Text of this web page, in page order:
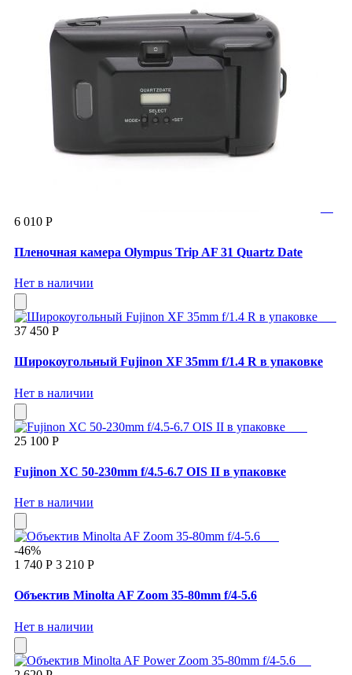
6 010 Р
Пленочная камера Olympus Trip AF 31 Quartz Date
Нет в наличии
37 450 Р
Широкоугольный Fujinon XF 35mm f/1.4 R в упаковке
Нет в наличии
25 100 Р
Fujinon XC 50-230mm f/4.5-6.7 OIS II в упаковке
Нет в наличии
-46%
1 740 Р 3 210 Р
Объектив Minolta AF Zoom 35-80mm f/4-5.6
Нет в наличии